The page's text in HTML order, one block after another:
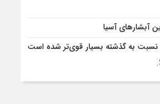
آبشارهای آسیا
نسبت به گذشته بسیار قوی‌تر شده است